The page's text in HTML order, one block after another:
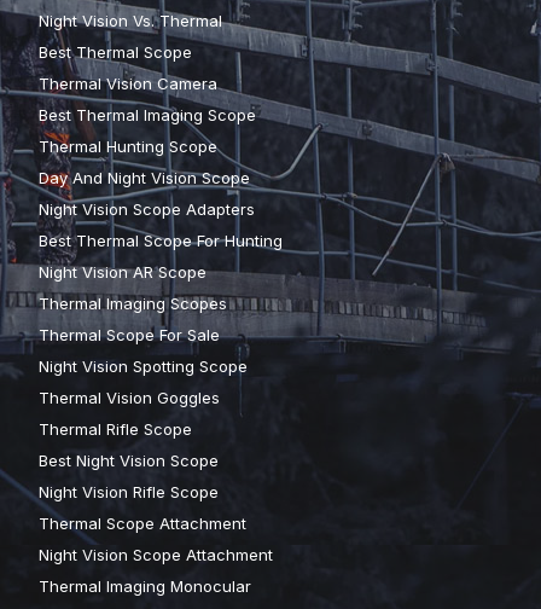
Night Vision Vs. Thermal
Best Thermal Scope
Thermal Vision Camera
Best Thermal Imaging Scope
Thermal Hunting Scope
Day And Night Vision Scope
Night Vision Scope Adapters
Best Thermal Scope For Hunting
Night Vision AR Scope
Thermal Imaging Scopes
Thermal Scope For Sale
Night Vision Spotting Scope
Thermal Vision Goggles
Thermal Rifle Scope
Best Night Vision Scope
Night Vision Rifle Scope
Thermal Scope Attachment
Night Vision Scope Attachment
Thermal Imaging Monocular